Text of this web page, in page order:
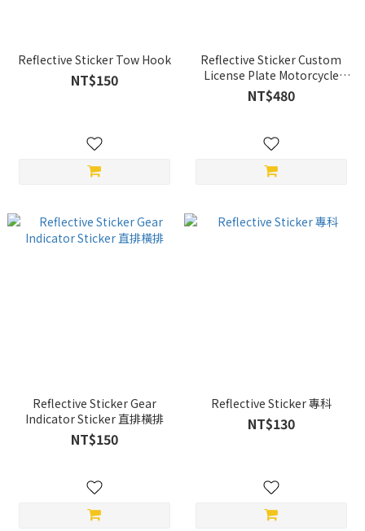
Reflective Sticker Tow Hook
NT$150
Reflective Sticker Custom
License Plate Motorcycle
Box
NT$480
Reflective Sticker Gear
Indicator Sticker 直排橫排
NT$150
Reflective Sticker 專科
NT$130